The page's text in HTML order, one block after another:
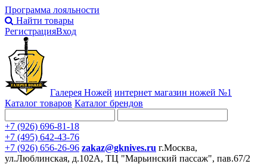
Программа лояльности
Найти товары
РегистрацияВход
Галерея Ножей интернет магазин ножей №1
Каталог товаров Каталог брендов
+7 (926) 696-81-18
+7 (495) 642-43-76
+7 (926) 656-26-96 zakaz@gknives.ru г.Москва,
ул.Люблинская, д.102А, ТЦ "Марьинский пассаж", пав.67/2